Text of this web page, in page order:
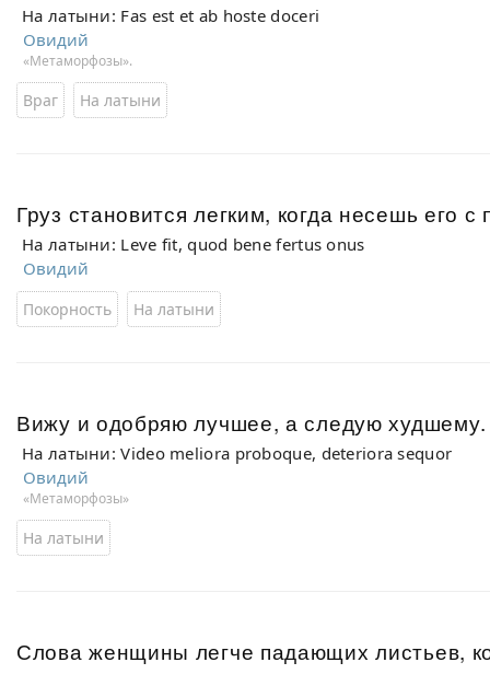
На латыни: Fas est et ab hoste doceri
Овидий
«Метаморфозы».
Враг На латыни
Груз становится легким, когда несешь его с
На латыни: Leve fit, quod bene fertus onus
Овидий
Покорность На латыни
Вижу и одобряю лучшее, а следую
На латыни: Video meliora proboque, deteriora sequor
Овидий
«Метаморфозы»
На латыни
Слова женщины легче падающих листьев,